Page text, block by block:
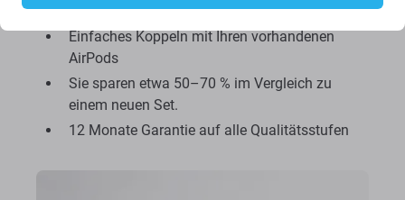
Erhältlich in den Qualitätsstufen A+, A, B und C
Einfaches Koppeln mit Ihren vorhandenen
AirPods
Sie sparen etwa 50–70 % im Vergleich zu
einem neuen Set.
12 Monate Garantie auf alle Qualitätsstufen